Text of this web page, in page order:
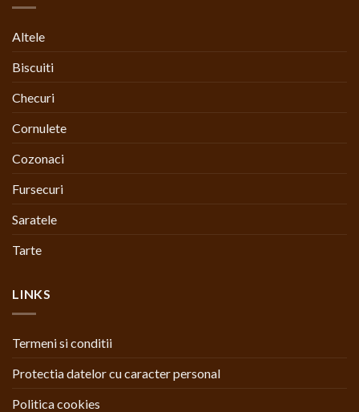
Altele
Biscuiti
Checuri
Cornulete
Cozonaci
Fursecuri
Saratele
Tarte
LINKS
Termeni si conditii
Protectia datelor cu caracter personal
Politica cookies